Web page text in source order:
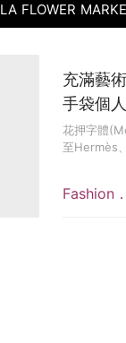
FLOWER
Fashion
充滿藝
手袋個
花押字體
至Hermès